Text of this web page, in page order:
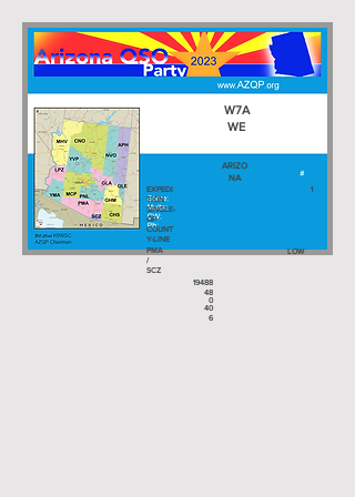
W7A
WE
ARIZO
NA
EXPEDI
TION
SINGLE-
OP
COUNT
Y-LINE
PMA
/
SCZ
1
19488
48
0
40
6
LOW